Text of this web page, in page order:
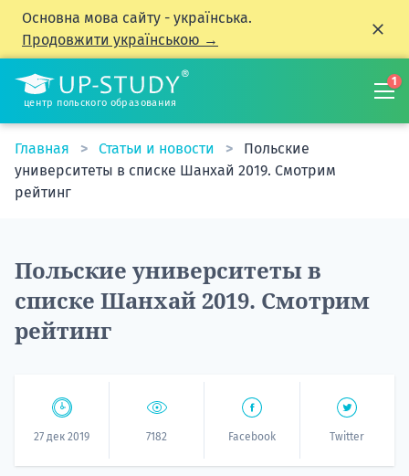
Основна мова сайту - українська.
Продовжити українською →
центр польского образования
1
Главная Статьи и новости
Польские
университеты в списке Шанхай 2019. Смотрим
рейтинг
Польские университеты в
списке Шанхай 2019. Смотрим
рейтинг
27 дек 2019 7182 Facebook Twitter